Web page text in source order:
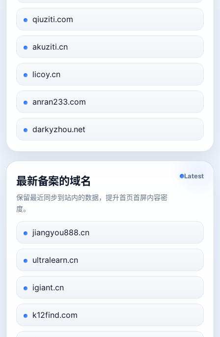
qiuziti.com
akuziti.cn
licoy.cn
anran233.com
darkyzhou.net
最新备案的域名
保留最近同步到站内的数据，提升首页首屏内容密
度。
Latest
jiangyou888.cn
ultralearn.cn
igiant.cn
k12find.com